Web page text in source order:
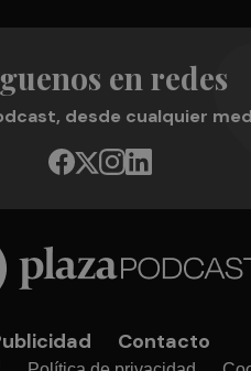
en redes
desde cualquier
Contacto